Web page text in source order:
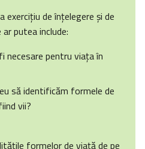
de înțelegere şi de
putea include:
necesare pentru viața în
să identificăm formele de
vii?
formelor de viață de pe